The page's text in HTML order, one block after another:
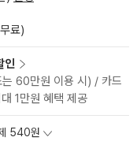
료)
인
60만원 이용 시) / 카드
1만원 혜택 제공
540원